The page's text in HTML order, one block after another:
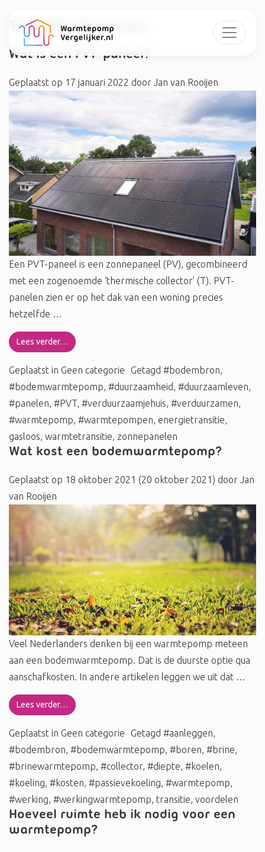
Tag:#bodembron
Wat is een PVT-paneel?
Geplaatst op 17 januari 2022 door Jan van Rooijen
Een PVT-paneel is een zonnepaneel (PV), gecombineerd
met een zogenoemde ‘thermische collector’ (T). PVT-
panelen zien er op het dak van een woning precies
hetzelfde …
Lees verder…
Geplaatst in Geen categorie Getagd #bodembron
#bodemwarmtepomp #duurzaamheid #duurzaamleven
#panelen #PVT #verduurzaamjehuis #verduurzamen
#warmtepomp #warmtepompen energietransitie
gasloos warmtetransitie zonnepanelen
Wat kost een bodemwarmtepomp?
Geplaatst op 18 oktober 2021 (20 oktober 2021) door Jan
van Rooijen
Veel Nederlanders denken bij een warmtepomp meteen
aan een bodemwarmtepomp. Dat is de duurste optie qua
aanschafkosten. In andere artikelen leggen we uit dat …
Lees verder…
Geplaatst in Geen categorie Getagd #aanleggen,
#bodembron, #bodemwarmtepomp, #boren, #brine,
#brinewarmtepomp, #collector, #diepte, #koelen,
#koeling, #kosten, #passievekoeling, #warmtepomp,
#werking, #werkingwarmtepomp, transitie, voordelen
Hoeveel ruimte heb ik nodig voor een
warmtepomp?